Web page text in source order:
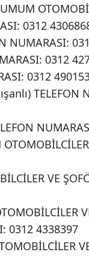
0312
NUMARASI:
0312
0312
TELEFON
VE
0312 4338397